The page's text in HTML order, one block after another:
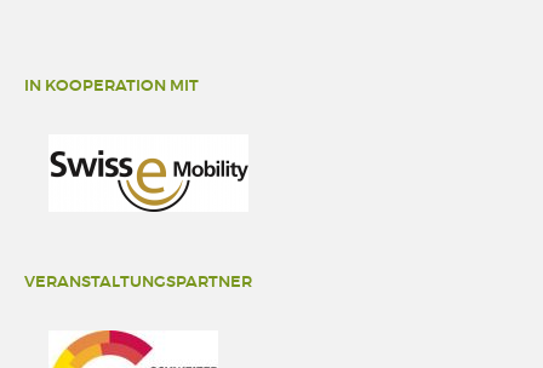
IN KOOPERATION MIT
VERANSTALTUNGSPARTNER